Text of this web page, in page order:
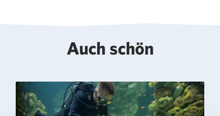
Auch schön